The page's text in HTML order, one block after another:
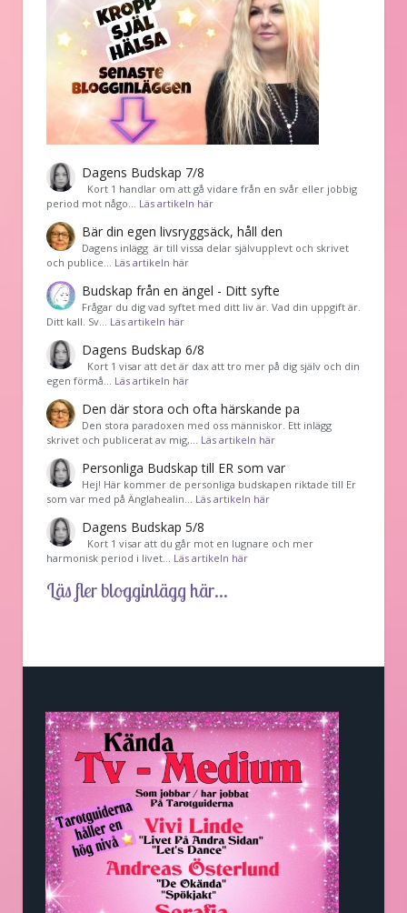
Dagens Budskap 7/8
Kort 1 handlar om att gå vidare från en svår eller jobbig
period mot någo… Läs artikeln här
Bär din egen livsryggsäck, håll den
Dagens inlägg är till vissa delar självupplevt och skrivet
och publice… Läs artikeln här
Budskap från en ängel - Ditt syfte
Frågar du dig vad syftet med ditt liv är. Vad din uppgift är.
Ditt kall. Sv… Läs artikeln här
Dagens Budskap 6/8
Kort 1 visar att det är dax att tro mer på dig själv och din
egen förmå… Läs artikeln här
Den där stora och ofta härskande pa
Den stora paradoxen med oss människor. Ett inlägg
skrivet och publicerat av mig,… Läs artikeln här
Personliga Budskap till ER som var
Hej! Här kommer de personliga budskapen riktade till Er
som var med på Änglahealin… Läs artikeln här
Dagens Budskap 5/8
Kort 1 visar att du går mot en lugnare och mer
harmonisk period i livet… Läs artikeln här
Läs fler blogginlägg här...